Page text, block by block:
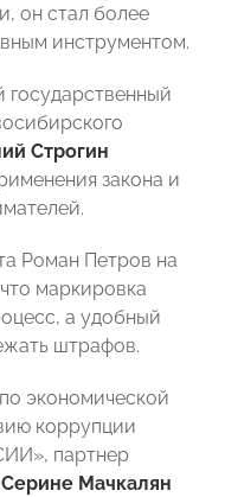
он стал более
инструментом.
Строгин
закона и
Роман Петров на
маркировка
а удобный
штрафов.
экономической
коррупции
партнер
Серине Мачкалян